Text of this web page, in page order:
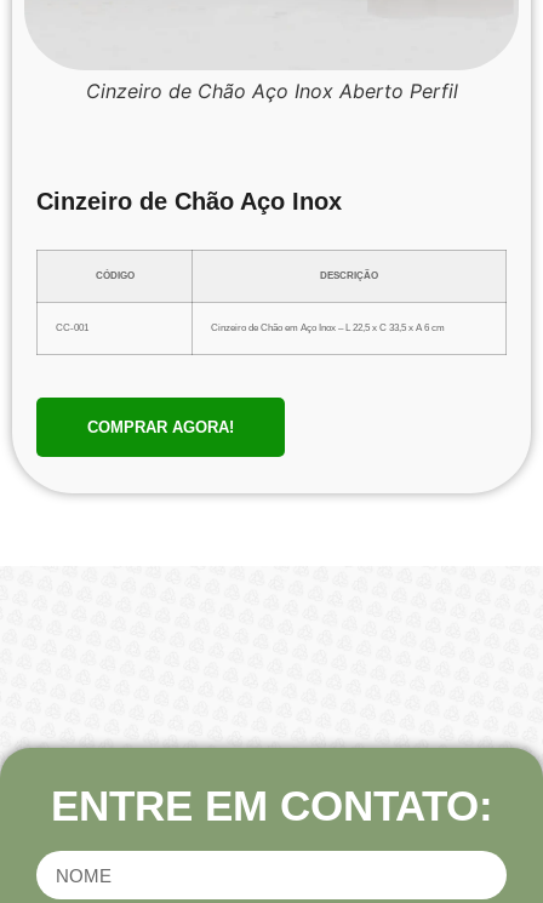
Cinzeiro de Chão Aço Inox Aberto Perfil
Cinzeiro de Chão Aço Inox
CÓDIGO DESCRIÇÃO
CC-001 Cinzeiro de Chão em Aço Inox – L 22,5 x C 33,5 x A 6 cm
COMPRAR AGORA!
ENTRE EM CONTATO: